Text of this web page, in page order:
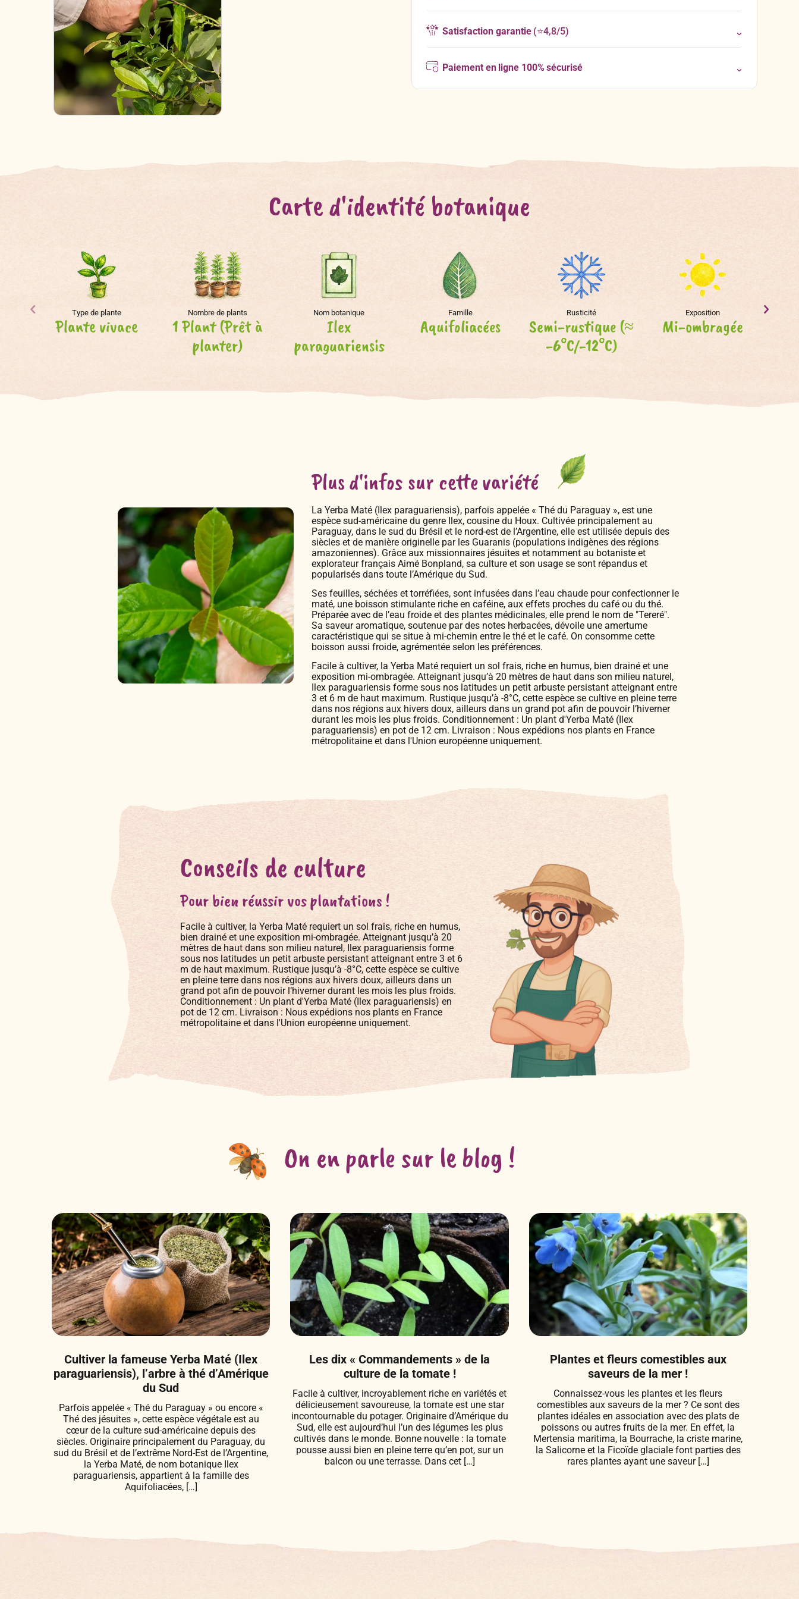
Satisfaction garantie(⭐4,8/5)
Paiement en ligne 100% sécurisé
Carte d'identité botanique
Type de plante
Plante vivace
Nombre de plants
1 Plant (Prêt à
planter)
Nom botanique
Ilex
paraguariensis
Famille
Aquifoliacées
Rusticité
Semi-rustique (≈
-6°C/-12°C)
Exposition
Mi-ombragée
Plus d'infos sur cette variété
La Yerba Maté (Ilex paraguariensis), parfois appelée « Thé du Paraguay », est une
espèce sud-américaine du genre Ilex, cousine du Houx. Cultivée principalement au
Paraguay, dans le sud du Brésil et le nord-est de l’Argentine, elle est utilisée depuis des
siècles et de manière originelle par les Guaranis (populations indigènes des régions
amazoniennes). Grâce aux missionnaires jésuites et notamment au botaniste et
explorateur français Aimé Bonpland, sa culture et son usage se sont répandus et
popularisés dans toute l’Amérique du Sud.
Ses feuilles, séchées et torréfiées, sont infusées dans l’eau chaude pour confectionner le
maté, une boisson stimulante riche en caféine, aux effets proches du café ou du thé.
Préparée avec de l’eau froide et des plantes médicinales, elle prend le nom de "Tereré".
Sa saveur aromatique, soutenue par des notes herbacées, dévoile une amertume
caractéristique qui se situe à mi-chemin entre le thé et le café. On consomme cette
boisson aussi froide, agrémentée selon les préférences.
Facile à cultiver, la Yerba Maté requiert un sol frais, riche en humus, bien drainé et une
exposition mi-ombragée. Atteignant jusqu’à 20 mètres de haut dans son milieu naturel,
Ilex paraguariensis forme sous nos latitudes un petit arbuste persistant atteignant entre
3 et 6 m de haut maximum. Rustique jusqu’à -8°C, cette espèce se cultive en pleine terre
dans nos régions aux hivers doux, ailleurs dans un grand pot afin de pouvoir l’hiverner
durant les mois les plus froids. Conditionnement : Un plant d'Yerba Maté (Ilex
paraguariensis) en pot de 12 cm. Livraison : Nous expédions nos plants en France
métropolitaine et dans l'Union européenne uniquement.
Conseils de culture
Pour bien réussir vos plantations !
Facile à cultiver, la Yerba Maté requiert un sol frais, riche en humus,
bien drainé et une exposition mi-ombragée. Atteignant jusqu’à 20
mètres de haut dans son milieu naturel, Ilex paraguariensis forme
sous nos latitudes un petit arbuste persistant atteignant entre 3 et 6
m de haut maximum. Rustique jusqu’à -8°C, cette espèce se cultive
en pleine terre dans nos régions aux hivers doux, ailleurs dans un
grand pot afin de pouvoir l’hiverner durant les mois les plus froids.
Conditionnement : Un plant d'Yerba Maté (Ilex paraguariensis) en
pot de 12 cm. Livraison : Nous expédions nos plants en France
métropolitaine et dans l'Union européenne uniquement.
On en parle sur le blog !
Cultiver la fameuse Yerba Maté (Ilex
paraguariensis), l’arbre à thé d’Amérique
du Sud
Parfois appelée « Thé du Paraguay » ou encore «
Thé des jésuites », cette espèce végétale est au
cœur de la culture sud-américaine depuis des
siècles. Originaire principalement du Paraguay, du
sud du Brésil et de l’extrême Nord-Est de l’Argentine,
la Yerba Maté, de nom botanique Ilex
paraguariensis, appartient à la famille des
Aquifoliacées, […]
Les dix « Commandements » de la
culture de la tomate !
Facile à cultiver, incroyablement riche en variétés et
délicieusement savoureuse, la tomate est une star
incontournable du potager. Originaire d’Amérique du
Sud, elle est aujourd’hui l’un des légumes les plus
cultivés dans le monde. Bonne nouvelle : la tomate
pousse aussi bien en pleine terre qu’en pot, sur un
balcon ou une terrasse. Dans cet […]
Plantes et fleurs comestibles aux
saveurs de la mer !
Connaissez-vous les plantes et les fleurs
comestibles aux saveurs de la mer ? Ce sont des
plantes idéales en association avec des plats de
poissons ou autres fruits de la mer. En effet, la
Mertensia maritima, la Bourrache, la criste marine,
la Salicorne et la Ficoïde glaciale font parties des
rares plantes ayant une saveur […]